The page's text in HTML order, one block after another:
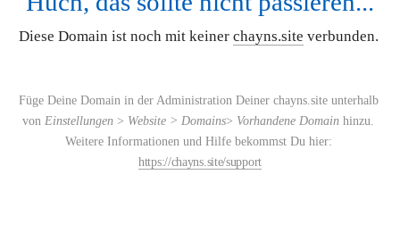
Diese Domain ist noch mit keiner chayns.site verbunden.
Füge Deine Domain in der Administration Deiner chayns.site unterhalb
von Einstellungen > Website > Domains> Vorhandene Domain hinzu.
https://chayns.site/support